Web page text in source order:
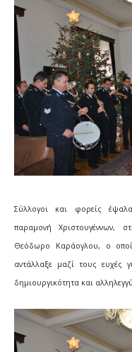
Σύλλογοι και φορείς
παραμονή Χριστουγέννων,
Θεόδωρο Καράογλου, ο
αντάλλαξε μαζί τους ευχές
δημιουργικότητα και